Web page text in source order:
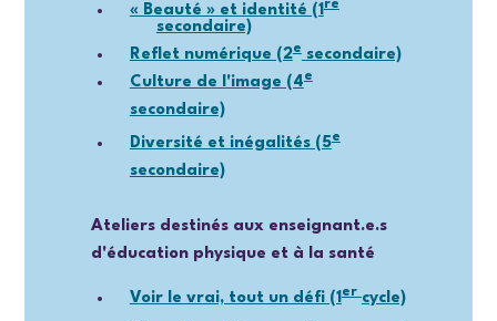
« Beauté » et identité (1 re
secondaire)
Reflet numérique (2esecondaire)
Culture de l'image (4e
secondaire)
Diversité et inégalités (5e
secondaire)
Ateliers destinés aux enseignant.e.s
d'éducation physique et à la santé
Voir le vrai, tout un défi (1 er cycle)